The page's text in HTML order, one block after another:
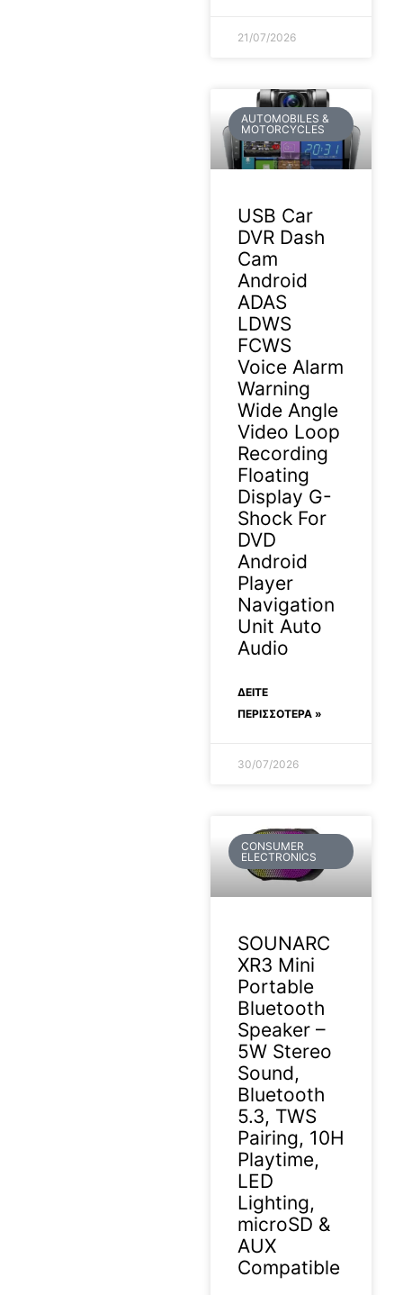
21/07/2026
AUTOMOBILES &
MOTORCYCLES
USB Car
DVR Dash
Cam
Android
ADAS
LDWS
FCWS
Voice Alarm
Warning
Wide Angle
Video Loop
Recording
Floating
Display G-
Shock For
DVD
Android
Player
Navigation
Unit Auto
Audio
ΔΕΊΤΕ
ΠΕΡΙΣΣΟΤΕΡΑ »
30/07/2026
CONSUMER
ELECTRONICS
SOUNARC
XR3 Mini
Portable
Bluetooth
Speaker –
5W Stereo
Sound,
Bluetooth
5.3, TWS
Pairing, 10H
Playtime,
LED
Lighting,
microSD &
AUX
Compatible